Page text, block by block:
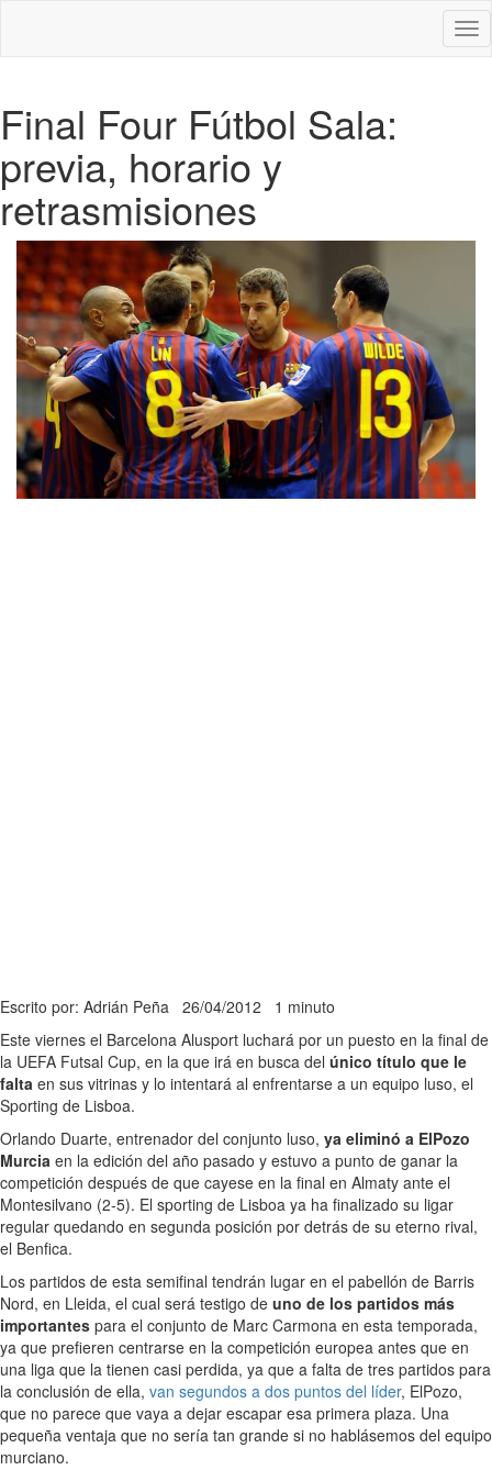
Final Four Fútbol Sala:
previa, horario y
retrasmisiones
Escrito por: Adrián Peña 26/04/2012 1 minuto
Este viernes el Barcelona Alusport luchará por un puesto en la final de
la UEFA Futsal Cup, en la que irá en busca del único título que le
falta en sus vitrinas y lo intentará al enfrentarse a un equipo luso, el
Sporting de Lisboa.
Orlando Duarte, entrenador del conjunto luso, ya eliminó a ElPozo
Murcia en la edición del año pasado y estuvo a punto de ganar la
competición después de que cayese en la final en Almaty ante el
Montesilvano (2-5). El sporting de Lisboa ya ha finalizado su ligar
regular quedando en segunda posición por detrás de su eterno rival,
el Benfica.
Los partidos de esta semifinal tendrán lugar en el pabellón de Barris
Nord, en Lleida, el cual será testigo de uno de los partidos más
importantes para el conjunto de Marc Carmona en esta temporada,
ya que prefieren centrarse en la competición europea antes que en
una liga que la tienen casi perdida, ya que a falta de tres partidos para
la conclusión de ella, van segundos a dos puntos del líder, ElPozo,
que no parece que vaya a dejar escapar esa primera plaza. Una
pequeña ventaja que no sería tan grande si no hablásemos del equipo
murciano.